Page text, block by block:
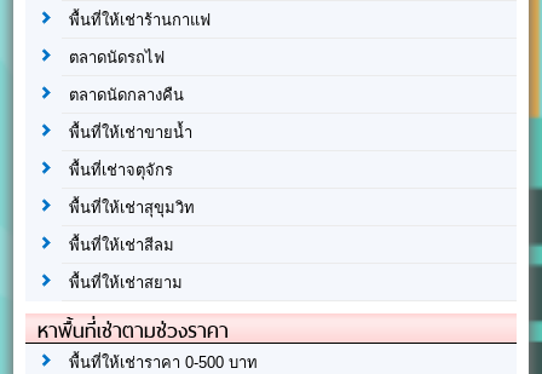
พื้นที่ให้เช่าร้านกาแฟ
ตลาดนัดรถไฟ
ตลาดนัดกลางคืน
พื้นที่ให้เช่าขายน้ำ
พื้นที่เช่าจตุจักร
พื้นที่ให้เช่าสุขุมวิท
พื้นที่ให้เช่าสีลม
พื้นที่ให้เช่าสยาม
หาพื้นที่เช่าตามช่วงราคา
พื้นที่ให้เช่าราคา 0-500 บาท